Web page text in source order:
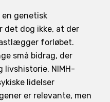
en genetisk
det dog ikke, at der
forløbet.
små bidrag, der
livshistorie. NIMH-
lidelser
er relevante, men